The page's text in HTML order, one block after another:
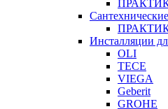
Инсталляции
OLI
TECE
VIEGA
Geberit
GROHE